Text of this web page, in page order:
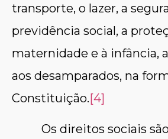
transporte, o lazer, a
previdência social, a
maternidade e à infância,
aos desamparados, na
Constituição.[4]
Os direitos sociais